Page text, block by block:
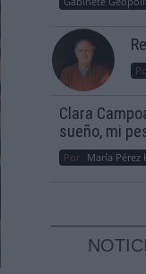
Clara
sueño, mi
Por María Pérez